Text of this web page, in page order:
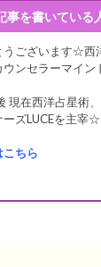
事を書いている
うございます☆西
ンセラーマイ
在西洋占星術
ーズLUCEを主宰☆
こちら